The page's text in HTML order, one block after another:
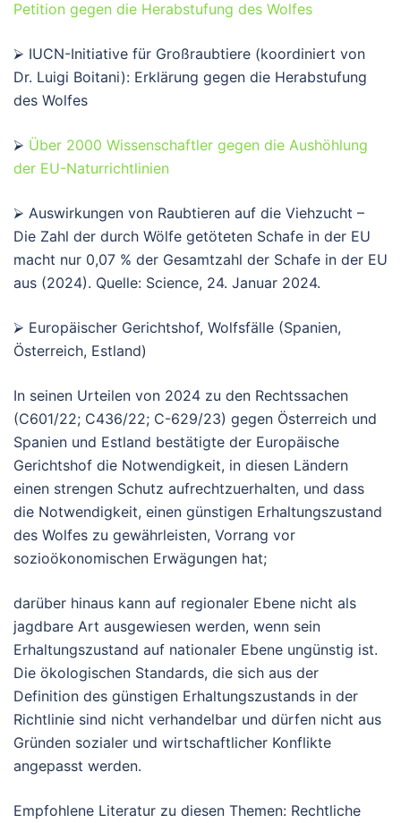
Petition gegen die Herabstufung des Wolfes
⮚ IUCN-Initiative für Großraubtiere (koordiniert von
Dr. Luigi Boitani): Erklärung gegen die Herabstufung
des Wolfes
⮚ Über 2000 Wissenschaftler gegen die Aushöhlung
der EU-Naturrichtlinien
⮚ Auswirkungen von Raubtieren auf die Viehzucht –
Die Zahl der durch Wölfe getöteten Schafe in der EU
macht nur 0,07 % der Gesamtzahl der Schafe in der EU
aus (2024). Quelle: Science, 24. Januar 2024.
⮚ Europäischer Gerichtshof, Wolfsfälle (Spanien,
Österreich, Estland)
In seinen Urteilen von 2024 zu den Rechtssachen
(C601/22; C436/22; C-629/23) gegen Österreich und
Spanien und Estland bestätigte der Europäische
Gerichtshof die Notwendigkeit, in diesen Ländern
einen strengen Schutz aufrechtzuerhalten, und dass
die Notwendigkeit, einen günstigen Erhaltungszustand
des Wolfes zu gewährleisten, Vorrang vor
sozioökonomischen Erwägungen hat;
darüber hinaus kann auf regionaler Ebene nicht als
jagdbare Art ausgewiesen werden, wenn sein
Erhaltungszustand auf nationaler Ebene ungünstig ist.
Die ökologischen Standards, die sich aus der
Definition des günstigen Erhaltungszustands in der
Richtlinie sind nicht verhandelbar und dürfen nicht aus
Gründen sozialer und wirtschaftlicher Konflikte
angepasst werden.
Empfohlene Literatur zu diesen Themen: Rechtliche